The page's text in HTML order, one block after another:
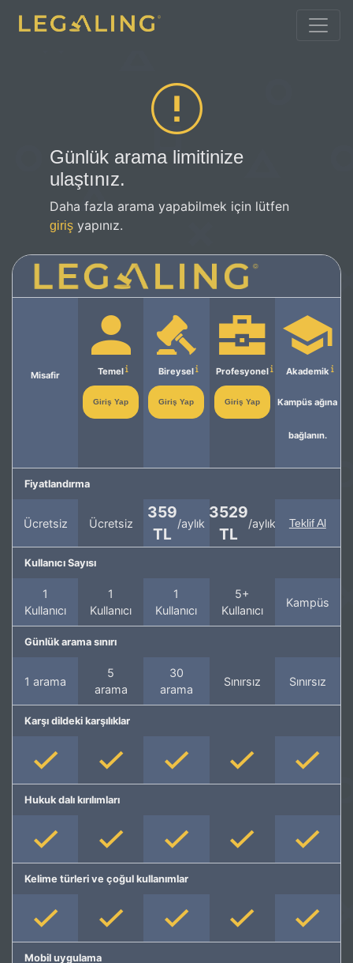
Günlük arama limitinize
ulaştınız.
Daha fazla arama yapabilmek için lütfen
giriş yapınız.
Misafir Temel
Giriş Yap
Bireysel
Giriş Yap
Profesyonel
Giriş Yap
Akademik
Kampüs ağına
bağlanın.
Fiyatlandırma
Ücretsiz Ücretsiz
359
TL
/aylık
3529
TL
/aylık Teklif Al
Kullanıcı Sayısı
1
Kullanıcı
1
Kullanıcı
1
Kullanıcı
5+
Kullanıcı
Kampüs
Günlük arama sınırı
1 arama
5
arama
30
arama
Sınırsız Sınırsız
Karşı dildeki karşılıklar
Hukuk dalı kırılımları
Kelime türleri ve çoğul kullanımlar
Mobil uygulama